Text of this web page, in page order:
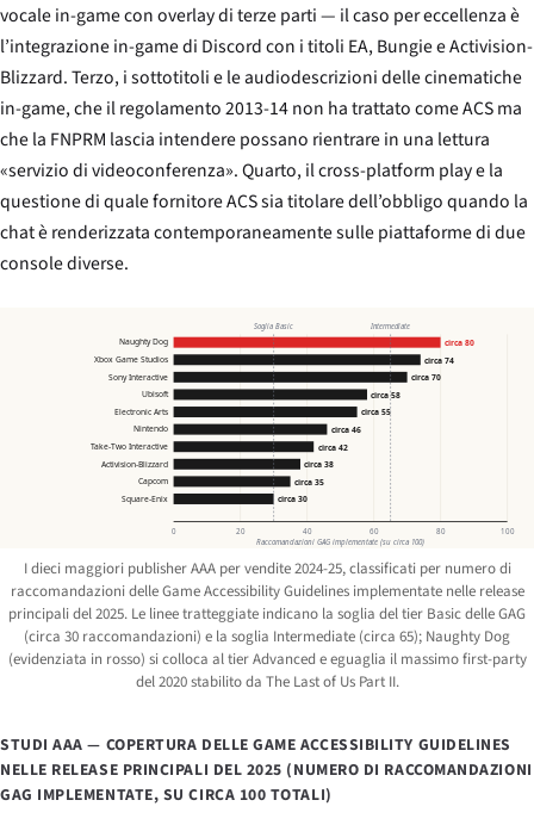
vocale in-game con overlay di terze parti — il caso per eccellenza è
l’integrazione in-game di Discord con i titoli EA, Bungie e Activision-
Blizzard. Terzo, i sottotitoli e le audiodescrizioni delle cinematiche
in-game, che il regolamento 2013-14 non ha trattato come ACS ma
che la FNPRM lascia intendere possano rientrare in una lettura
«servizio di videoconferenza». Quarto, il cross-platform play e la
questione di quale fornitore ACS sia titolare dell’obbligo quando la
chat è renderizzata contemporaneamente sulle piattaforme di due
console diverse.
0 20 40 60 80
100
Raccomandazioni GAG implementate (su circa 100)
Naughty Dog
Xbox Game Studios
Sony Interactive
Ubisoft
Electronic Arts
Nintendo
Take-Two Interactive
Activision-Blizzard
Capcom
Square-Enix
circa 80
circa 74
circa 70
circa 58
circa 55
circa 46
circa 42
circa 38
circa 35
circa 30
Soglia Basic Intermediate
I dieci maggiori publisher AAA per vendite 2024-25, classificati per numero di
raccomandazioni delle Game Accessibility Guidelines implementate nelle release
principali del 2025. Le linee tratteggiate indicano la soglia del tier Basic delle GAG
(circa 30 raccomandazioni) e la soglia Intermediate (circa 65); Naughty Dog
(evidenziata in rosso) si colloca al tier Advanced e eguaglia il massimo first-party
del 2020 stabilito da The Last of Us Part II.
STUDI AAA — COPERTURA DELLE GAME ACCESSIBILITY GUIDELINES
NELLE RELEASE PRINCIPALI DEL 2025 (NUMERO DI RACCOMANDAZIONI
GAG IMPLEMENTATE, SU CIRCA 100 TOTALI)